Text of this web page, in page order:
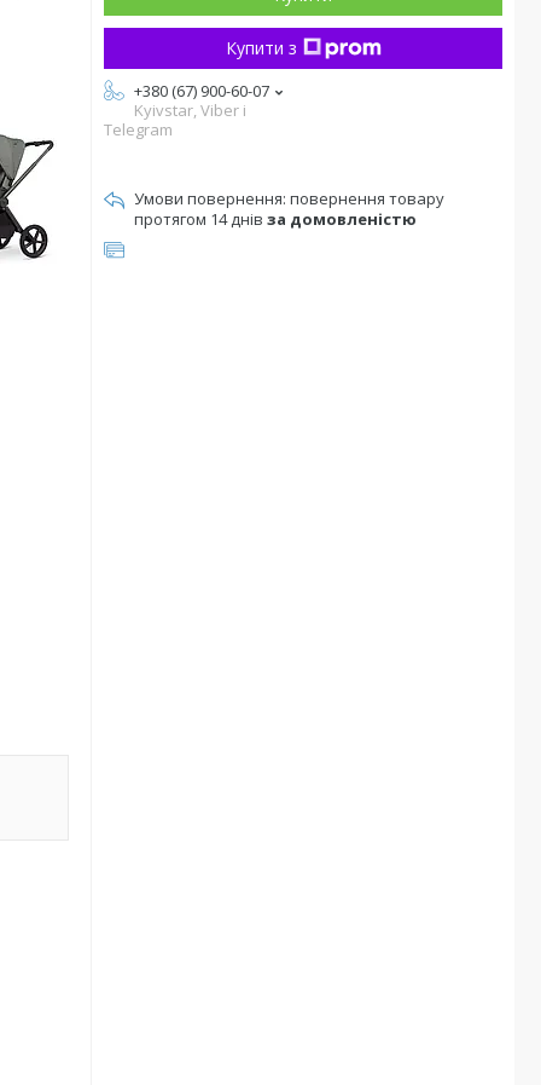
Купити з
+380 (67) 900-60-07
Kyivstar, Viber i
Telegram
повернення товару
протягом 14 днів за домовленістю